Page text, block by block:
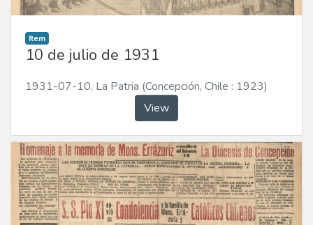
Item
10 de julio de 1931
1931-07-10, La Patria (Concepción, Chile : 1923)
View